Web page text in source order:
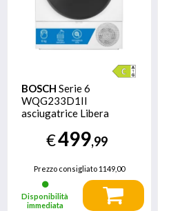
BOSCH Serie 6
WQG233D1II
asciugatrice Libera
Caricamento frontale 8
kg Bianco
€499,99
Prezzo consigliato1149,00
Disponibilità
immediata